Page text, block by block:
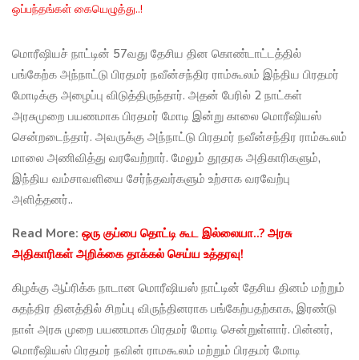
ஒப்பந்தங்கள் கையெழுத்து..!
மொரீஷியச் நாட்டின் 57வது தேசிய தின கொண்டாட்டத்தில்
பங்கேற்க அந்நாட்டு பிரதமர் நவீன்சந்திர ராம்கூலம் இந்திய பிரதமர்
மோடிக்கு அழைப்பு விடுத்திருந்தார். அதன் பேரில் 2 நாட்கள்
அரசுமுறை பயணமாக பிரதமர் மோடி இன்று காலை மொரீஷியஸ்
சென்றடைந்தார். அவருக்கு அந்நாட்டு பிரதமர் நவீன்சந்திர ராம்கூலம்
மாலை அணிவித்து வரவேற்றார். மேலும் தூதரக அதிகாரிகளும்,
இந்திய வம்சாவளியை சேர்ந்தவர்களும் உற்சாக வரவேற்பு
அளித்தனர்..
Read More: ஒரு குப்பை தொட்டி கூட இல்லையா..? அரசு
அதிகாரிகள் அறிக்கை தாக்கல் செய்ய உத்தரவு!
கிழக்கு ஆப்ரிக்க நாடான மொரீஷியஸ் நாட்டின் தேசிய தினம் மற்றும்
சுதந்திர தினத்தில் சிறப்பு விருந்தினராக பங்கேற்பதற்காக, இரண்டு
நாள் அரசு முறை பயணமாக பிரதமர் மோடி சென்றுள்ளார். பின்னர்,
மொரீஷியஸ் பிரதமர் நவின் ராமகூலம் மற்றும் பிரதமர் மோடி